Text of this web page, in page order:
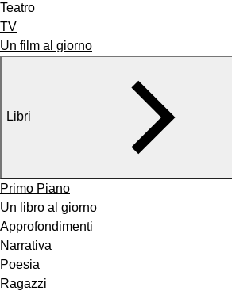
Teatro
TV
Un film al giorno
Libri
Primo Piano
Un libro al giorno
Approfondimenti
Narrativa
Poesia
Ragazzi